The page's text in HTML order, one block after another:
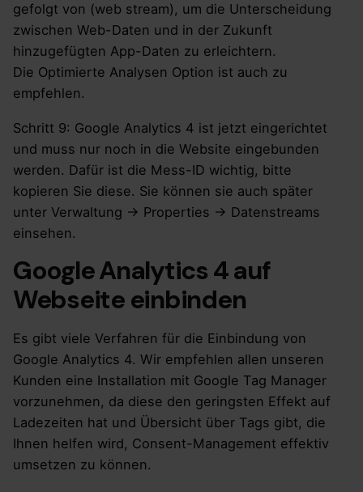
gefolgt von (web stream), um die Unterscheidung
zwischen Web-Daten und in der Zukunft
hinzugefügten App-Daten zu erleichtern.
Die Optimierte Analysen Option ist auch zu
empfehlen.
Schritt 9: Google Analytics 4 ist jetzt eingerichtet
und muss nur noch in die Website eingebunden
werden. Dafür ist die Mess-ID wichtig, bitte
kopieren Sie diese. Sie können sie auch später
unter Verwaltung → Properties → Datenstreams
einsehen.
Google Analytics 4 auf
Webseite einbinden
Es gibt viele Verfahren für die Einbindung von
Google Analytics 4. Wir empfehlen allen unseren
Kunden eine Installation mit Google Tag Manager
vorzunehmen, da diese den geringsten Effekt auf
Ladezeiten hat und Übersicht über Tags gibt, die
Ihnen helfen wird, Consent-Management effektiv
umsetzen zu können.